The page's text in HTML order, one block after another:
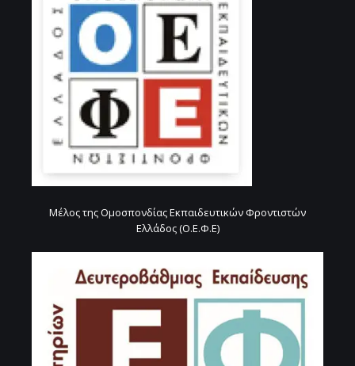
Μέλος της Ομοσπονδίας Εκπαιδευτικών Φροντιστών
Ελλάδος (Ο.Ε.Φ.Ε)